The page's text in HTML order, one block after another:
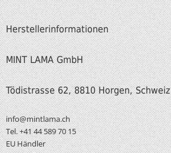
Herstellerinformationen
MINT LAMA GmbH
Tödistrasse 62, 8810 Horgen, Schweiz
info@mintlama.ch
Tel. +41 44 589 70 15
EU Händler